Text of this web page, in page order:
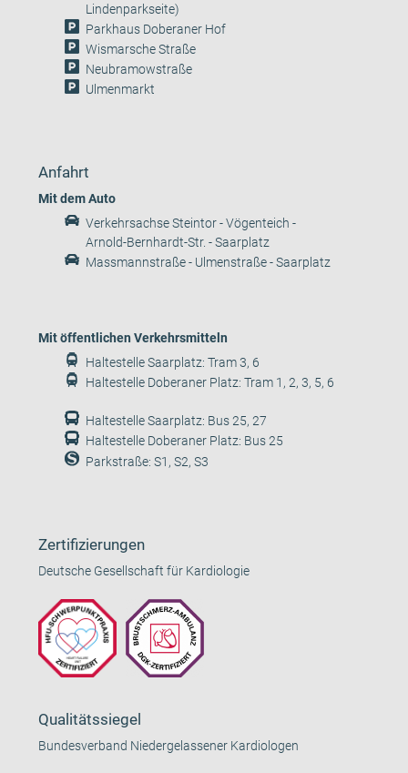
Lindenparkseite)
Parkhaus Doberaner Hof
Wismarsche Straße
Neubramowstraße
Ulmenmarkt
Anfahrt
Mit dem Auto
Verkehrsachse Steintor - Vögenteich -
Arnold-Bernhardt-Str. - Saarplatz
Massmannstraße - Ulmenstraße - Saarplatz
Mit öffentlichen Verkehrsmitteln
Haltestelle Saarplatz: Tram 3, 6
Haltestelle Doberaner Platz: Tram 1, 2, 3, 5, 6
Haltestelle Saarplatz: Bus 25, 27
Haltestelle Doberaner Platz: Bus 25
Parkstraße: S1, S2, S3
Zertifizierungen
Deutsche Gesellschaft für Kardiologie
Qualitätssiegel
Bundesverband Niedergelassener Kardiologen